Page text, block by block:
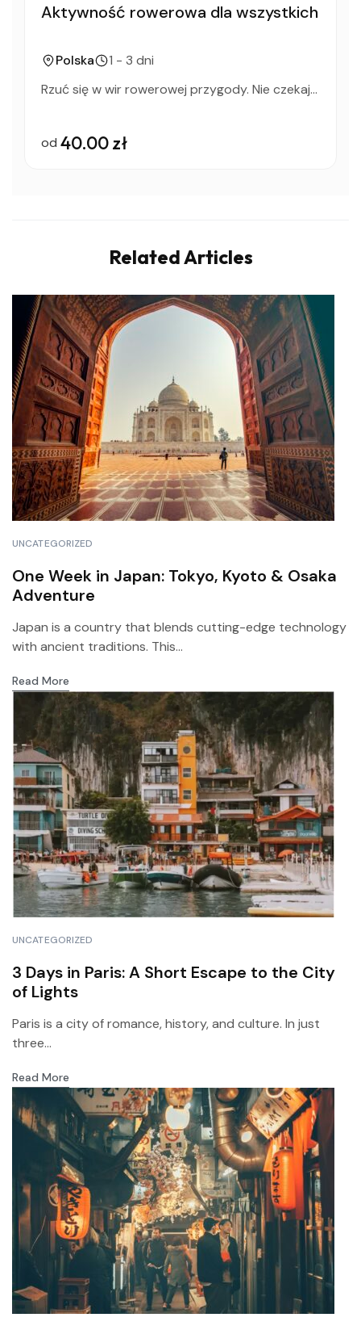
Aktywność rowerowa dla wszystkich
Polska
1 - 3 dni
Rzuć się w wir rowerowej przygody. Nie czekaj...
od 40.00 zł
Related Articles
UNCATEGORIZED
One Week in Japan: Tokyo, Kyoto & Osaka
Adventure
Japan is a country that blends cutting-edge technology
with ancient traditions. This...
Read More
UNCATEGORIZED
3 Days in Paris: A Short Escape to the City
of Lights
Paris is a city of romance, history, and culture. In just
three...
Read More